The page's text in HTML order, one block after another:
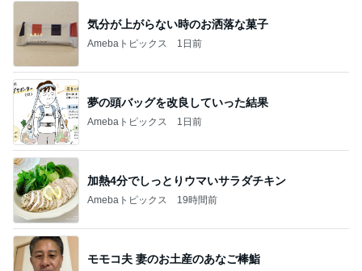
気分が上がらない時のお洒落な菓子
Amebaトピックス 1日前
夢の頭バッグを改良していった結果
Amebaトピックス 1日前
加熱4分でしっとりウマいサラダチキン
Amebaトピックス 19時間前
モモコ夫 妻のお土産のあなご棒鮨